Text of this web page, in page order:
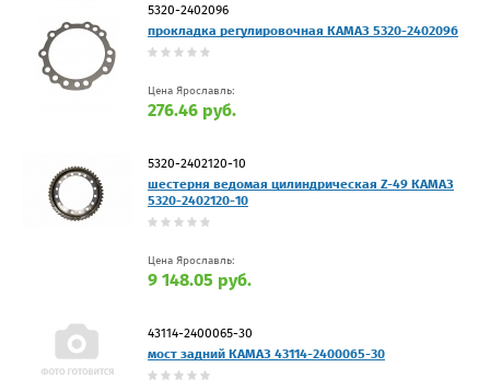
5320-2402096
прокладка регулировочная КАМАЗ 5320-2402096
Цена Ярославль:
276.46 руб.
5320-2402120-10
шестерня ведомая цилиндрическая Z-49 КАМАЗ
5320-2402120-10
Цена Ярославль:
9 148.05 руб.
43114-2400065-30
мост задний КАМАЗ 43114-2400065-30